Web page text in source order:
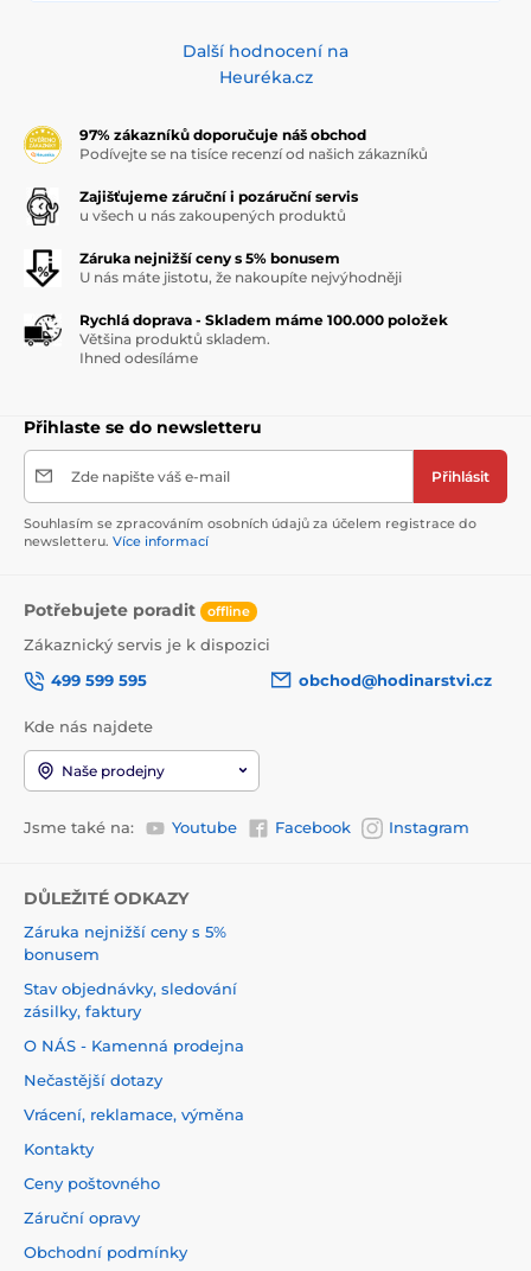
Další hodnocení na
Heuréka.cz
97% zákazníků doporučuje náš obchod
Podívejte se na tisíce recenzí od našich zákazníků
Zajišťujeme záruční i pozáruční servis
u všech u nás zakoupených produktů
Záruka nejnižší ceny s 5% bonusem
U nás máte jistotu, že nakoupíte nejvýhodněji
Rychlá doprava - Skladem máme 100.000 položek
Většina produktů skladem.
Ihned odesíláme
Přihlaste se do newsletteru
Zde napište váš e-mail Přihlásit
Souhlasím se zpracováním osobních údajů za účelem registrace do
newsletteru. Více informací
Potřebujete poradit offline
Zákaznický servis je k dispozici
499 599 595
obchod@hodinarstvi.cz
Kde nás najdete
Naše prodejny
Jsme také na: Youtube Facebook Instagram
DŮLEŽITÉ ODKAZY
Záruka nejnižší ceny s 5%
bonusem
Stav objednávky, sledování
zásilky, faktury
O NÁS - Kamenná prodejna
Nečastější dotazy
Vrácení, reklamace, výměna
Kontakty
Ceny poštovného
Záruční opravy
Obchodní podmínky